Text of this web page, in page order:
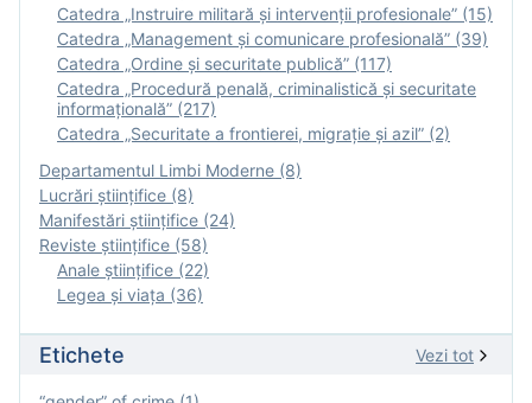
Catedra „Instruire militară şi intervenţii profesionale” (15)
Catedra „Management și comunicare profesională” (39)
Catedra „Ordine și securitate publică” (117)
Catedra „Procedură penală, criminalistică și securitate
informațională” (217)
Catedra „Securitate a frontierei, migrație și azil” (2)
Departamentul Limbi Moderne (8)
Lucrări științifice (8)
Manifestări ştiinţifice (24)
Reviste ştiinţifice (58)
Anale ştiinţifice (22)
Legea şi viaţa (36)
Etichete Vezi tot